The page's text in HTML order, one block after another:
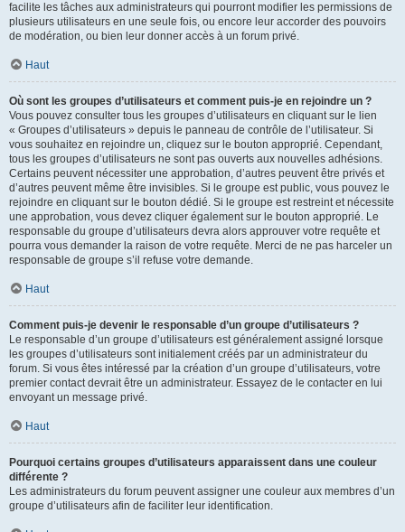
facilite les tâches aux administrateurs qui pourront modifier les permissions de
plusieurs utilisateurs en une seule fois, ou encore leur accorder des pouvoirs
de modération, ou bien leur donner accès à un forum privé.
Haut
Où sont les groupes d’utilisateurs et comment puis-je en rejoindre un ?
Vous pouvez consulter tous les groupes d’utilisateurs en cliquant sur le lien
« Groupes d’utilisateurs » depuis le panneau de contrôle de l’utilisateur. Si
vous souhaitez en rejoindre un, cliquez sur le bouton approprié. Cependant,
tous les groupes d’utilisateurs ne sont pas ouverts aux nouvelles adhésions.
Certains peuvent nécessiter une approbation, d’autres peuvent être privés et
d’autres peuvent même être invisibles. Si le groupe est public, vous pouvez le
rejoindre en cliquant sur le bouton dédié. Si le groupe est restreint et nécessite
une approbation, vous devez cliquer également sur le bouton approprié. Le
responsable du groupe d’utilisateurs devra alors approuver votre requête et
pourra vous demander la raison de votre requête. Merci de ne pas harceler un
responsable de groupe s’il refuse votre demande.
Haut
Comment puis-je devenir le responsable d’un groupe d’utilisateurs ?
Le responsable d’un groupe d’utilisateurs est généralement assigné lorsque
les groupes d’utilisateurs sont initialement créés par un administrateur du
forum. Si vous êtes intéressé par la création d’un groupe d’utilisateurs, votre
premier contact devrait être un administrateur. Essayez de le contacter en lui
envoyant un message privé.
Haut
Pourquoi certains groupes d’utilisateurs apparaissent dans une couleur
différente ?
Les administrateurs du forum peuvent assigner une couleur aux membres d’un
groupe d’utilisateurs afin de faciliter leur identification.